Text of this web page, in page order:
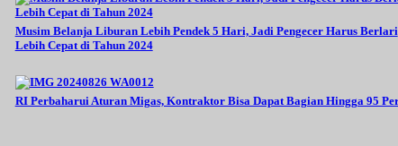
Musim Belanja Liburan Lebih Pendek 5 Hari, Jadi Pengecer Harus Berlari
Lebih Cepat di Tahun 2024
RI Perbaharui Aturan Migas, Kontraktor Bisa Dapat Bagian Hingga 95